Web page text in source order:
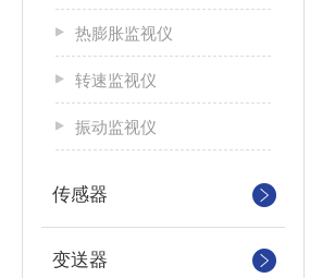
热膨胀监视仪
转速监视仪
振动监视仪
传感器
变送器